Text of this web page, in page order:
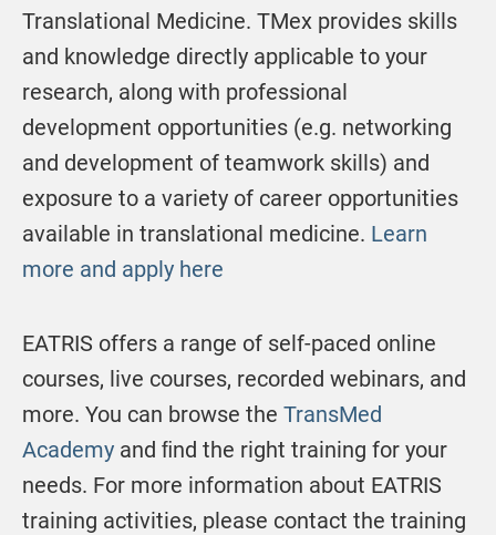
Translational Medicine. TMex provides skills
and knowledge directly applicable to your
research, along with professional
development opportunities (e.g. networking
and development of teamwork skills) and
exposure to a variety of career opportunities
available in translational medicine. Learn
more and apply here
EATRIS offers a range of self-paced online
courses, live courses, recorded webinars, and
more. You can browse the TransMed
Academy and ﬁnd the right training for your
needs. For more information about EATRIS
training activities, please contact the training